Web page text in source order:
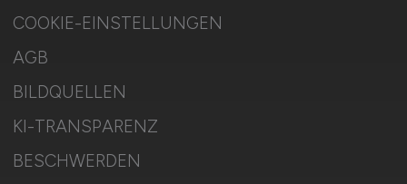
COOKIE-EINSTELLUNGEN
AGB
BILDQUELLEN
KI-TRANSPARENZ
BESCHWERDEN